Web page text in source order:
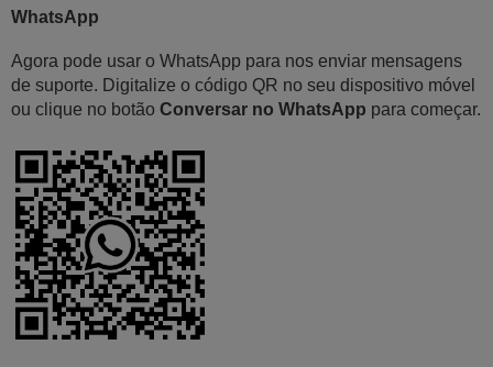
WhatsApp
Agora pode usar o WhatsApp para nos enviar mensagens
de suporte. Digitalize o código QR no seu dispositivo móvel
ou clique no botão Conversar no WhatsApp para começar.